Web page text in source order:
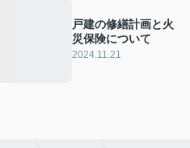
戸建の修繕計画と火
災保険について
2024.11.21